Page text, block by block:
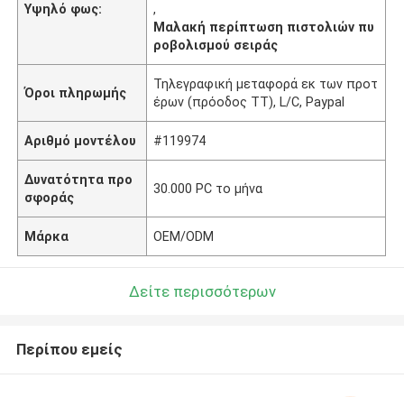
Υψηλό φως:
,
Μαλακή περίπτωση πιστολιών πυ
ροβολισμού σειράς
Όροι πληρωμής
Τηλεγραφική μεταφορά εκ των προτ
έρων (πρόοδος TT), L/C, Paypal
Αριθμό μοντέλου #119974
Δυνατότητα προ
σφοράς
30.000 PC το μήνα
Μάρκα OEM/ODM
Δείτε περισσότερων
Περίπου εμείς